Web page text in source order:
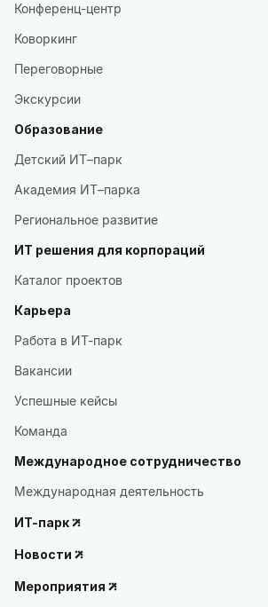
Конференц-центр
Коворкинг
Переговорные
Экскурсии
Образование
Детский ИТ–парк
Академия ИТ–парка
Региональное развитие
ИТ решения для корпораций
Каталог проектов
Карьера
Работа в ИТ-парк
Вакансии
Успешные кейсы
Команда
Международное сотрудничество
Международная деятельность
ИТ-парк
Новости
Мероприятия